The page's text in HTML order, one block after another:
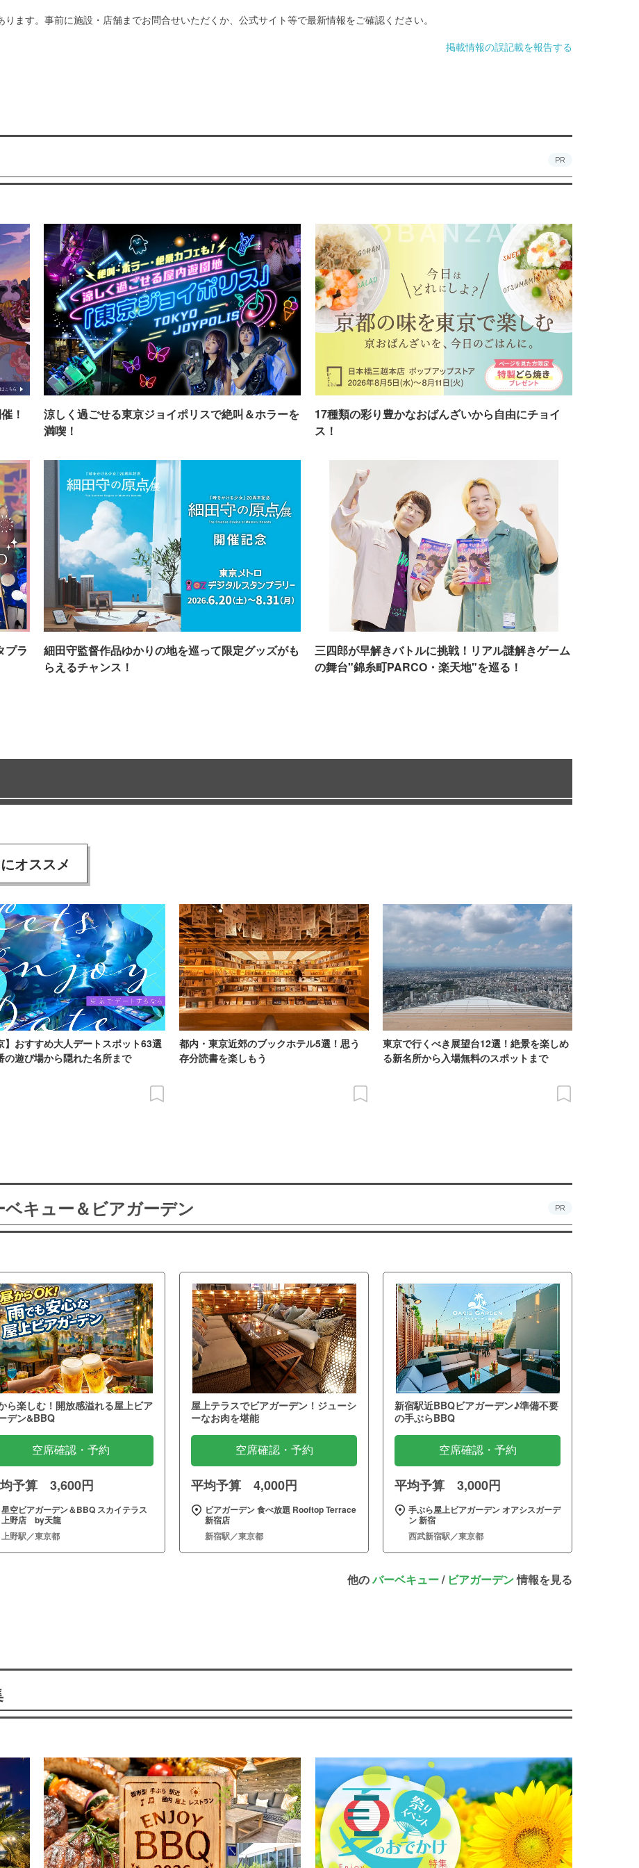
ます。事前に施設・店舗までお問合せいただくか、公式サイト等で最新情報をご確認ください。
掲載情報の誤記載を報告する
PR
！
涼しく過ごせる東京ジョイポリスで絶叫＆ホラーを
満喫！
17種類の彩り豊かなおばんざいから自由にチョイ
ス！
プラ
細田守監督作品ゆかりの地を巡って限定グッズがも
らえるチャンス！
三四郎が早解きバトルに挑戦！リアル謎解きゲーム
の舞台"錦糸町PARCO・楽天地"を巡る！
オススメ
】おすすめ大人デートスポット63選
の遊び場から隠れた名所まで
都内・東京近郊のブックホテル5選！思う
存分読書を楽しもう
東京で行くべき展望台12選！絶景を楽しめ
る新名所から入場無料のスポットまで
キュー＆ビアガーデン PR
ら楽しむ！開放感溢れる屋上ビア
デン&BBQ
空席確認・予約
予算 3,600円
星空ビアガーデン＆BBQ スカイテラス
上野店 by天龍
上野駅／東京都
屋上テラスでビアガーデン！ジューシ
ーなお肉を堪能
空席確認・予約
平均予算 4,000円
ビアガーデン 食べ放題 Rooftop Terrace
新宿店
新宿駅／東京都
新宿駅近BBQビアガーデン♪準備不要
の手ぶらBBQ
空席確認・予約
平均予算 3,000円
手ぶら屋上ビアガーデン オアシスガーデ
ン 新宿
西武新宿駅／東京都
他のバーベキュー/ ビアガーデン情報を見る